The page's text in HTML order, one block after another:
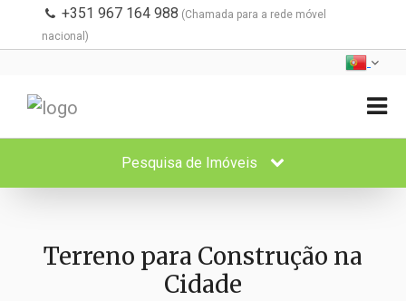
+351 967 164 988 (Chamada para a rede móvel
nacional)
Pesquisa de Imóveis
Terreno para Construção na
Cidade